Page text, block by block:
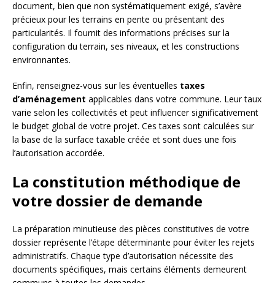
document, bien que non systématiquement exigé, s’avère
précieux pour les terrains en pente ou présentant des
particularités. Il fournit des informations précises sur la
configuration du terrain, ses niveaux, et les constructions
environnantes.
Enfin, renseignez-vous sur les éventuelles taxes
d’aménagement applicables dans votre commune. Leur taux
varie selon les collectivités et peut influencer significativement
le budget global de votre projet. Ces taxes sont calculées sur
la base de la surface taxable créée et sont dues une fois
l’autorisation accordée.
La constitution méthodique de
votre dossier de demande
La préparation minutieuse des pièces constitutives de votre
dossier représente l’étape déterminante pour éviter les rejets
administratifs. Chaque type d’autorisation nécessite des
documents spécifiques, mais certains éléments demeurent